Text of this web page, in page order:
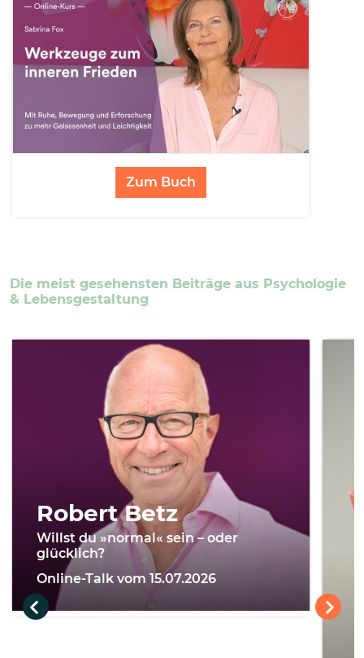
Zum Buch
Die meist gesehensten Beiträge aus Psychologie
& Lebensgestaltung
Robert Betz
Willst du »normal« sein – oder
glücklich?
Online-Talk vom 15.07.2026